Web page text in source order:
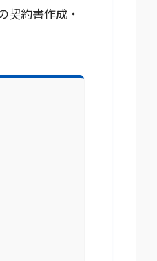
契約書作成・